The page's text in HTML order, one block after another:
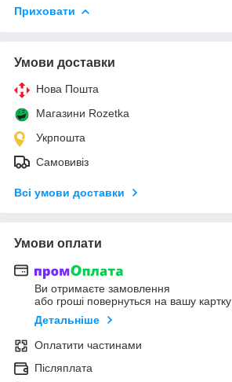
Приховати
Умови доставки
Нова Пошта
Магазини Rozetka
Укрпошта
Самовивіз
Всі умови доставки
Умови оплати
Ви отримаєте замовлення
або гроші повернуться на вашу картку
Детальніше
Оплатити частинами
Післяплата